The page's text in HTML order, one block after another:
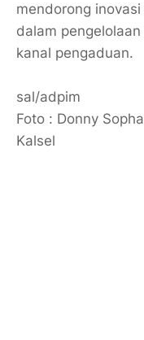
mendorong
dalam
kanal pengaduan.
sal/adpim
Foto : Donny
Kalsel